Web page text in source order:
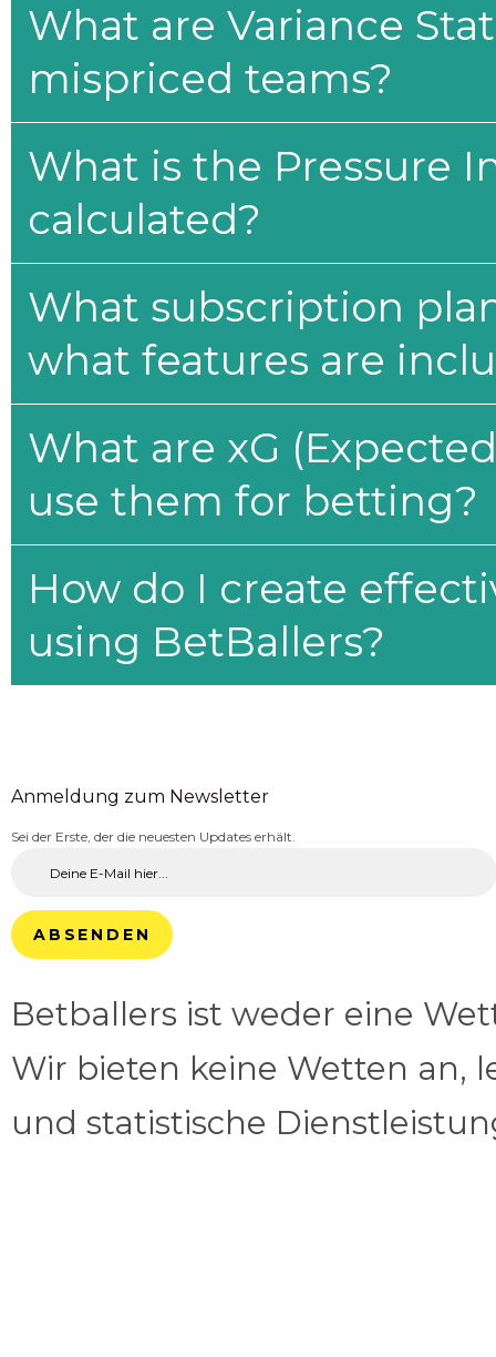
What are Variance
mispriced teams?
What is the Pressure
calculated?
What subscription
what features are
What are xG
use them for betting?
How do I create
using BetBallers?
Anmeldung zum Newsletter
Sei der Erste, der die neuesten Updates erhält.
ABSENDEN
Betballers ist weder eine
Wir bieten keine Wetten an,
und statistische